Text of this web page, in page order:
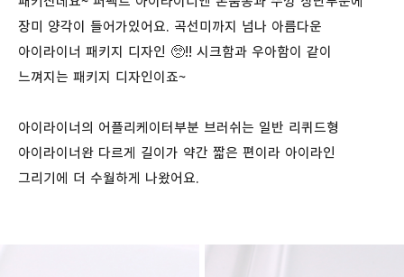
장미 양각이 들어가있어요. 곡선미까지 넘나 아름다운
아이라이너 패키지 디자인 🥺!! 시크함과 우아함이 같이
느껴지는 패키지 디자인이죠~
아이라이너의 어플리케이터부분 브러쉬는 일반 리퀴드형
아이라이너완 다르게 길이가 약간 짧은 편이라 아이라인
그리기에 더 수월하게 나왔어요.